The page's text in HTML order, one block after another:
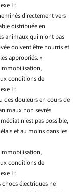
I :
directement vers
distribuée en
animaux qui n'ont pas
doivent être nourris et
appropriés. »
conditions de
I :
des douleurs en cours de
non sevrés
n'est pas possible,
et au moins dans les
conditions de
I :
chocs électriques ne